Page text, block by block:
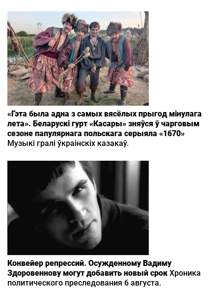
«Гэта была адна з самых вясёлых прыгод мінулага
лета». Беларускі гурт «Касары» зняўся ў чарговым
сезоне папулярнага польскага серыяла «1670»
Музыкі гралі ўкраінскіх казакаў.
Конвейер репрессий. Осужденному Вадиму
Здоровеннову могут добавить новый срок Хроника
политического преследования 6 августа.